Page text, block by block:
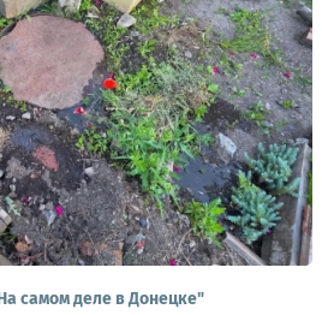
самом деле в Донецке"